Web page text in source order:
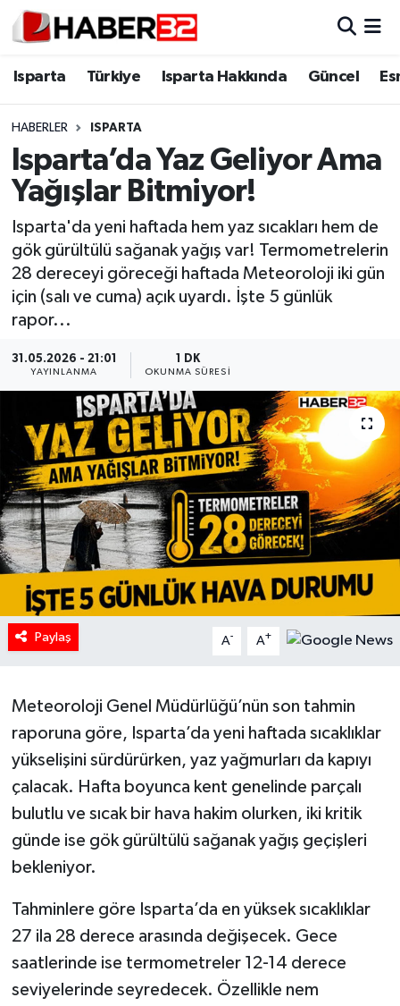
Isparta Türkiye Isparta Hakkında Güncel
HABERLER ISPARTA
Isparta’da Yaz Geliyor Ama
Yağışlar Bitmiyor!
Isparta'da yeni haftada hem yaz sıcakları hem de
gök gürültülü sağanak yağış var! Termometrelerin
28 dereceyi göreceği haftada Meteoroloji iki gün
için (salı ve cuma) açık uyardı. İşte 5 günlük
rapor...
31.05.2026 - 21:01
YAYINLANMA
1 DK
OKUNMA SÜRESI
Paylaş A- A+
Meteoroloji Genel Müdürlüğü’nün son tahmin
raporuna göre, Isparta’da yeni haftada sıcaklıklar
yükselişini sürdürürken, yaz yağmurları da kapıyı
çalacak. Hafta boyunca kent genelinde parçalı
bulutlu ve sıcak bir hava hakim olurken, iki kritik
günde ise gök gürültülü sağanak yağış geçişleri
bekleniyor.
Tahminlere göre Isparta’da en yüksek sıcaklıklar
27 ila 28 derece arasında değişecek. Gece
saatlerinde ise termometreler 12-14 derece
seviyelerinde seyredecek. Özellikle nem
Isparta
Esnaf Diyor ki;
ASAYİŞ
BİLİM VE TEKNOLOJİ
EĞİTİM
HABERDE İNSAN
İlginç
KÜLTÜR SANAT
MAGAZİN
Oyun
RESMİ İLANLAR
SAĞLIK
Spor
Tarihi Yapılarımız
Türkiye
Yerel
Isparta Nöbetçi Eczaneler
Isparta Trafik Yoğunluk Haritası
Süper Lig Puan Durumu ve Fikstür
Tüm Manşetler
Son Dakika Haberleri